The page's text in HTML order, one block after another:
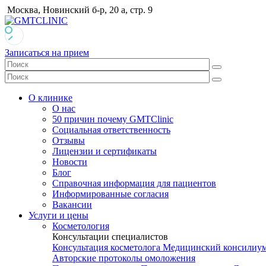
Москва, Новинский б-р, 20 а, стр. 9
Записаться на прием
О клинике
О нас
50 причин почему GMTClinic
Социальная ответственность
Отзывы
Лицензии и сертификаты
Новости
Блог
Справочная информация для пациентов
Информированные согласия
Вакансии
Услуги и цены
Косметология
Консультации специалистов
Консультация косметолога Медицинский
Авторские протоколы омоложения